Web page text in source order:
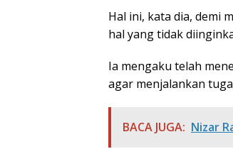
Hal ini, kata dia, demi
hal yang tidak
Ia mengaku telah
agar menjalankan
BACA JUGA: Nizar